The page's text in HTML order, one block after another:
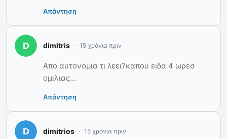
Απάντηση
dimitris 15 χρόνια πριν
Απο αυτονομια τι λεει?καπου ειδα 4 ωρεσ
ομιλιας…
Απάντηση
dimitrios 15 χρόνια πριν